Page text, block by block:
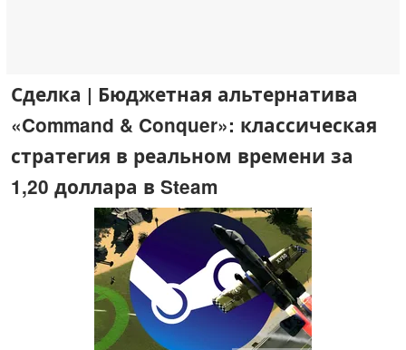
Сделка | Бюджетная альтернатива
«Command & Conquer»: классическая
стратегия в реальном времени за
1,20 доллара в Steam